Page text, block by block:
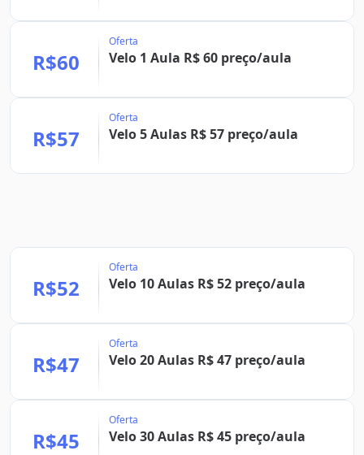
R$60
Oferta
Velo 1 Aula R$ 60 preço/aula
R$57
Oferta
Velo 5 Aulas R$ 57 preço/aula
R$52
Oferta
Velo 10 Aulas R$ 52 preço/aula
R$47
Oferta
Velo 20 Aulas R$ 47 preço/aula
R$45
Oferta
Velo 30 Aulas R$ 45 preço/aula